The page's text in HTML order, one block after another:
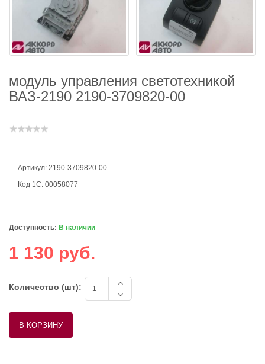
модуль управления светотехникой
ВАЗ-2190 2190-3709820-00
Артикул: 2190-3709820-00
Код 1С: 00058077
Доступность: В наличии
1 130 руб.
Количество (шт):